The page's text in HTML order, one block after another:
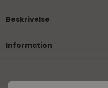
Beskrivelse
Information